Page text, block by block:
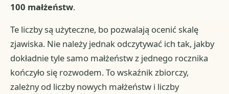
100 małżeństw.
Te liczby są użyteczne, bo pozwalają ocenić skalę
zjawiska. Nie należy jednak odczytywać ich tak, jakby
dokładnie tyle samo małżeństw z jednego rocznika
kończyło się rozwodem. To wskaźnik zbiorczy,
zależny od liczby nowych małżeństw i liczby